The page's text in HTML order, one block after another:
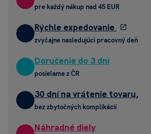
pre každý nákup nad 45 EUR
Rýchle expedovanie
zvyčajne nasledujúci pracovný deň
Doručenie do 3 dní
posielame z ČR
30 dní na vrátenie tovaru,
bez zbytočných komplikácií
Náhradné diely